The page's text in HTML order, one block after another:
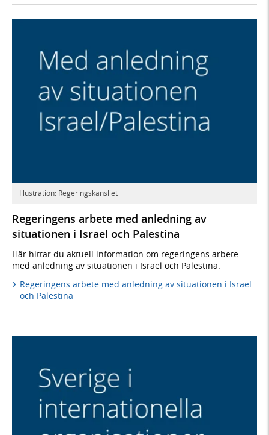
Illustration: Regeringskansliet
Regeringens arbete med anledning av
situationen i Israel och Palestina
Här hittar du aktuell information om regeringens arbete
med anledning av situationen i Israel och Palestina.
Regeringens arbete med anledning av situationen i Israel
och Palestina